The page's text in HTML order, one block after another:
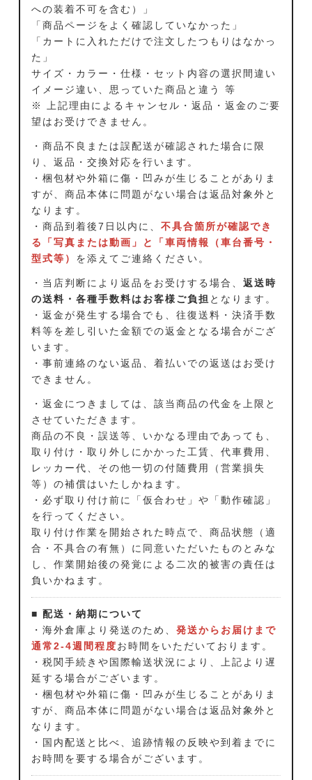
への装着不可を含む）」
「商品ページをよく確認していなかった」
「カートに入れただけで注文したつもりはなかっ
た」
サイズ・カラー・仕様・セット内容の選択間違い
イメージ違い、思っていた商品と違う 等
※ 上記理由によるキャンセル・返品・返金のご要
望はお受けできません。
・商品不良または誤配送が確認された場合に限
り、返品・交換対応を行います。
・梱包材や外箱に傷・凹みが生じることがありま
すが、商品本体に問題がない場合は返品対象外と
なります。
・商品到着後7日以内に、 不具合箇所が確認でき
る「写真または動画」と「車両情報（車台番号・
型式等） を添えてご連絡ください。
・当店判断により返品をお受けする場合、 返送時
の送料・各種手数料はお客様ご負担 となります。
・返金が発生する場合でも、往復送料・決済手数
料等を差し引いた金額での返金となる場合がござ
います。
・事前連絡のない返品、着払いでの返送はお受け
できません。
・返金につきましては、該当商品の代金を上限と
させていただきます。
商品の不良・誤送等、いかなる理由であっても、
取り付け・取り外しにかかった工賃、代車費用、
レッカー代、その他一切の付随費用（営業損失
等）の補償はいたしかねます。
・必ず取り付け前に「仮合わせ」や「動作確認」
を行ってください。
取り付け作業を開始された時点で、商品状態（適
合・不具合の有無）に同意いただいたものとみな
し、作業開始後の発覚による二次的被害の責任は
負いかねます。
■ 配送・納期について
・海外倉庫より発送のため、 発送からお届けまで
通常2-4週間程度お時間をいただいております。
・税関手続きや国際輸送状況により、上記より遅
延する場合がございます。
・梱包材や外箱に傷・凹みが生じることがありま
すが、商品本体に問題がない場合は返品対象外と
なります。
・国内配送と比べ、追跡情報の反映や到着までに
お時間を要する場合がございます。